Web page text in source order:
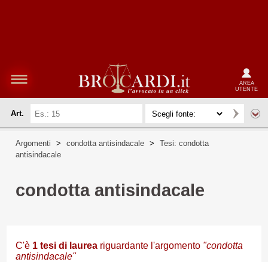
AREA
UTENTE
Art.
Argomenti > condotta antisindacale >
Tesi: condotta
antisindacale
condotta antisindacale
C'è 1 tesi di laurea riguardante l'argomento "condotta
antisindacale"